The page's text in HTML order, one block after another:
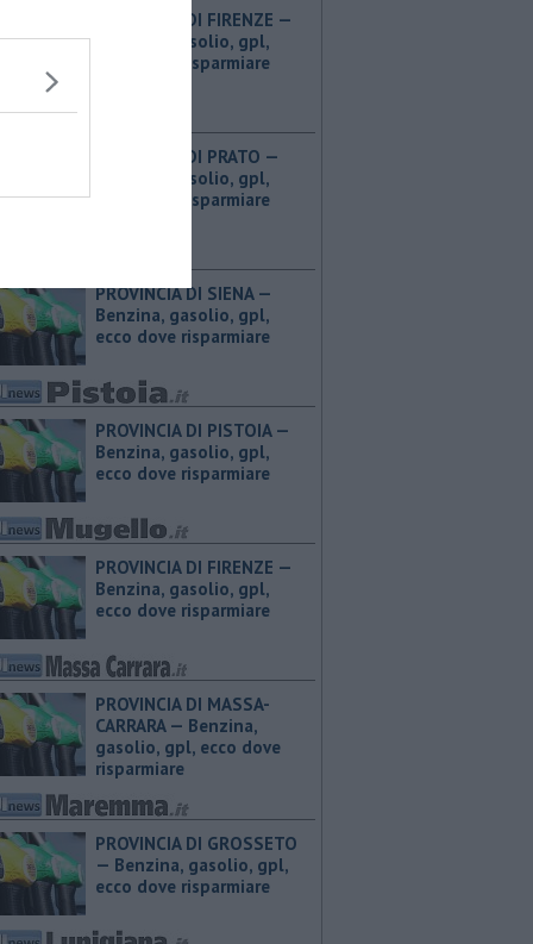
PROVINCIA DI FIRENZE — ​
Benzina, gasolio, gpl,
ecco dove risparmiare
PROVINCIA DI PRATO — ​
Benzina, gasolio, gpl,
ecco dove risparmiare
PROVINCIA DI SIENA — ​
Benzina, gasolio, gpl,
ecco dove risparmiare
PROVINCIA DI PISTOIA — ​
Benzina, gasolio, gpl,
ecco dove risparmiare
PROVINCIA DI FIRENZE — ​
Benzina, gasolio, gpl,
ecco dove risparmiare
PROVINCIA DI MASSA-
CARRARA — ​Benzina,
gasolio, gpl, ecco dove
risparmiare
PROVINCIA DI GROSSETO
— ​Benzina, gasolio, gpl,
ecco dove risparmiare